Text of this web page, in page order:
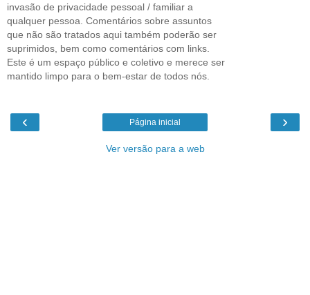
invasão de privacidade pessoal / familiar a
qualquer pessoa. Comentários sobre assuntos
que não são tratados aqui também poderão ser
suprimidos, bem como comentários com links.
Este é um espaço público e coletivo e merece ser
mantido limpo para o bem-estar de todos nós.
‹ ›
Página inicial
Ver versão para a web